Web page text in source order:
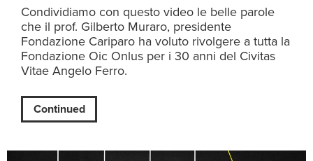
Condividiamo con questo video le belle parole
che il prof. Gilberto Muraro, presidente
Fondazione Cariparo ha voluto rivolgere a tutta la
Fondazione Oic Onlus per i 30 anni del Civitas
Vitae Angelo Ferro.
Continued